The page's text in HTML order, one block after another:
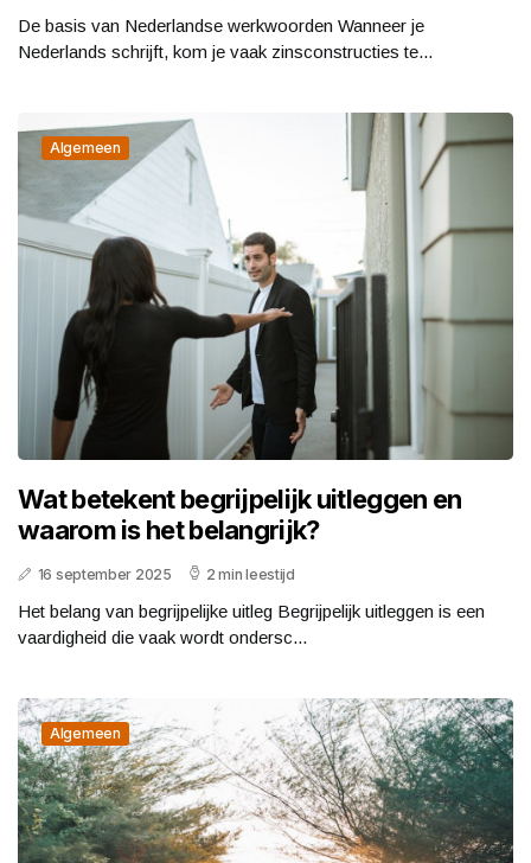
De basis van Nederlandse werkwoorden Wanneer je
Nederlands schrijft, kom je vaak zinsconstructies te...
Algemeen
Wat betekent begrijpelijk uitleggen en
waarom is het belangrijk?
16 september 2025 2 min leestijd
Het belang van begrijpelijke uitleg Begrijpelijk uitleggen is een
vaardigheid die vaak wordt ondersc...
Algemeen